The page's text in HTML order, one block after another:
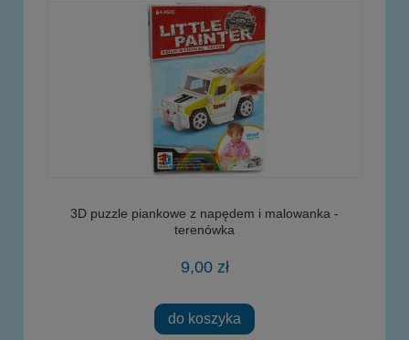
3D puzzle piankowe z napędem i malowanka -
terenówka
9,00 zł
do koszyka